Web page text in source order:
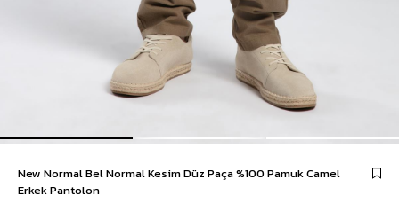
New Normal Bel Normal Kesim Düz Paça %100 Pamuk Camel
Erkek Pantolon